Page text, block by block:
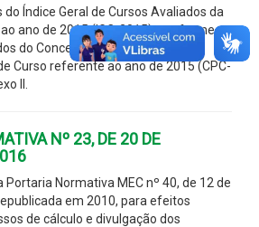
Índice Geral de Cursos Avaliados da
ano de 2015 (IGC-2015), conforme
do Conceito Enade 2015 e do
Curso referente ao ano de 2015 (CPC-
II.
Nº 23, DE 20 DE
Normativa MEC nº 40, de 12 de
em 2010, para efeitos
de cálculo e divulgação dos